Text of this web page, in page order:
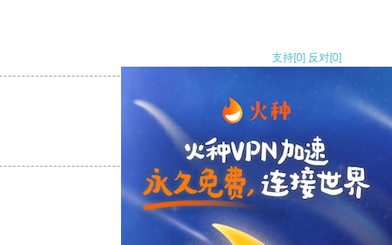
支持[0] 反对[0]
支持[0] 反对
支持